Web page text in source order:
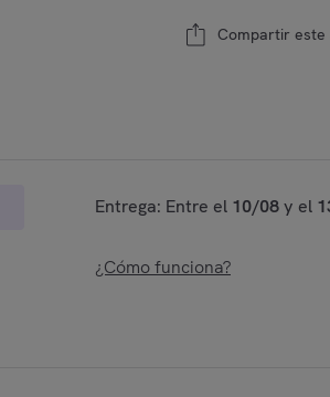
Compartir
Entrega: Entre el 10/08y el
¿Cómo funciona?